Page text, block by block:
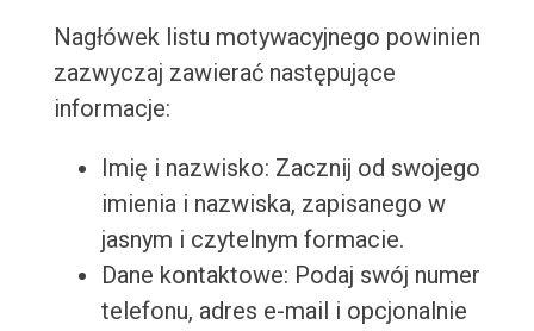
Nagłówek listu motywacyjnego powinien
zazwyczaj zawierać następujące
informacje:
Imię i nazwisko: Zacznij od swojego
imienia i nazwiska, zapisanego w
jasnym i czytelnym formacie.
Dane kontaktowe: Podaj swój numer
telefonu, adres e-mail i opcjonalnie